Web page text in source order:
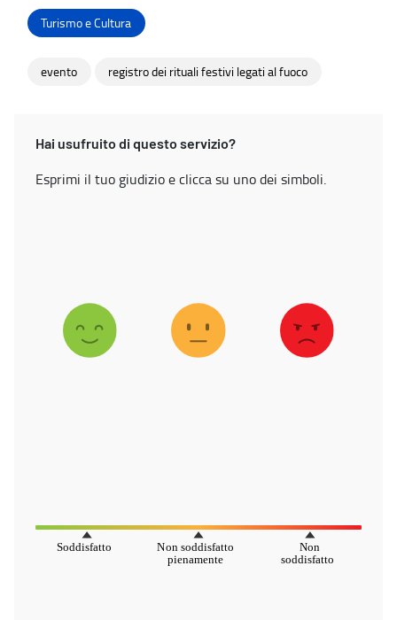
Turismo e Cultura
evento registro dei rituali festivi legati al fuoco
Hai usufruito di questo servizio?
Esprimi il tuo giudizio e clicca su uno dei simboli.